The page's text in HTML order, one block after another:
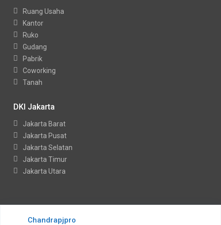
Ruang Usaha
Kantor
Ruko
Gudang
Pabrik
Coworking
Tanah
DKI Jakarta
Jakarta Barat
Jakarta Pusat
Jakarta Selatan
Jakarta Timur
Jakarta Utara
Chandrapjpro